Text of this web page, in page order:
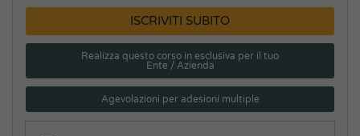
ISCRIVITI SUBITO
Realizza questo corso in esclusiva per il tuo
Ente / Azienda
Agevolazioni per adesioni multiple